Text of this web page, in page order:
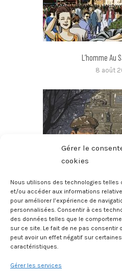
Gérer le
cookies
Nous utilisons des technologies
et/ou accéder aux informations
pour améliorer l’expérience de
personnalisées. Consentir à ces
des données telles que le
sur ce site. Le fait de ne pas consentir
peut avoir un effet négatif sur
caractéristiques.
Gérer les services
L’homme Au
8 août
Micmac Moche
8 août